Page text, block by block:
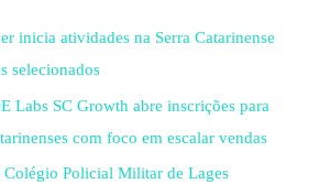
inicia atividades na Serra Catarinense
selecionados
Labs SC Growth abre inscrições para
com foco em escalar vendas
Colégio Policial Militar de Lages